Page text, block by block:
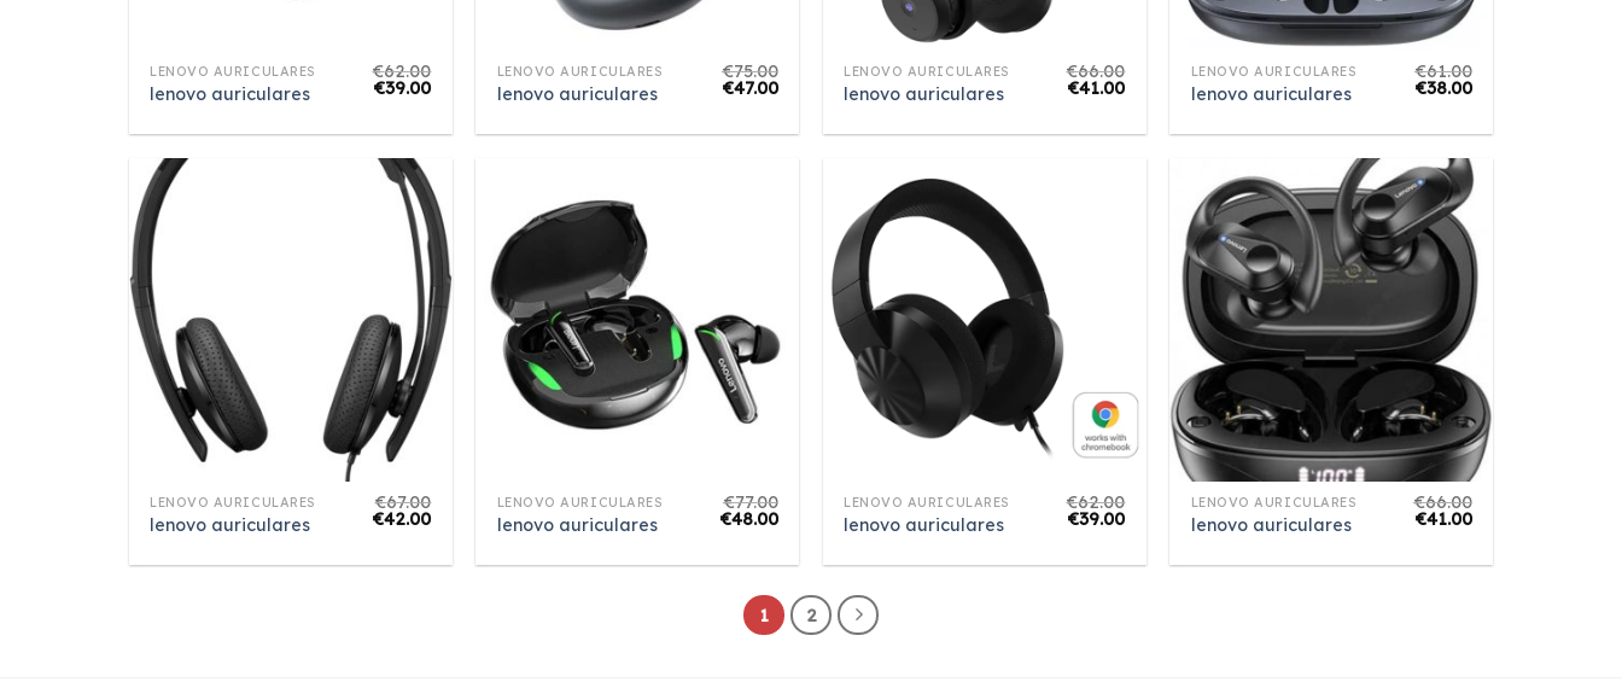
LENOVO AURICULARES
lenovo auriculares
€62.00
€39.00
LENOVO AURICULARES
lenovo auriculares
€75.00
€47.00
LENOVO AURICULARES
lenovo auriculares
€66.00
€41.00
LENOVO AURICULARES
lenovo auriculares
€61.00
€38.00
LENOVO AURICULARES
lenovo auriculares
€67.00
€42.00
LENOVO AURICULARES
lenovo auriculares
€77.00
€48.00
LENOVO AURICULARES
lenovo auriculares
€62.00
€39.00
LENOVO AURICULARES
lenovo auriculares
€66.00
€41.00
1 2